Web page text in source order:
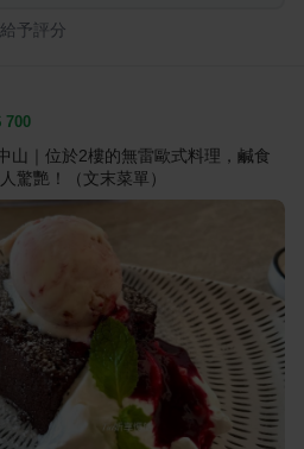
給予評分
700
山｜位於2樓的無雷歐式料理，鹹食
驚艷！（文末菜單）